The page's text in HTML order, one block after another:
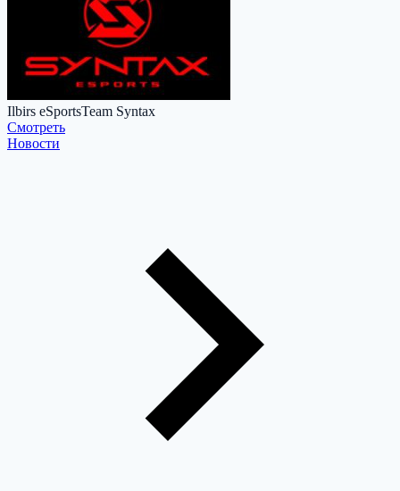
Ilbirs eSportsTeam Syntax
Cмотреть
Новости